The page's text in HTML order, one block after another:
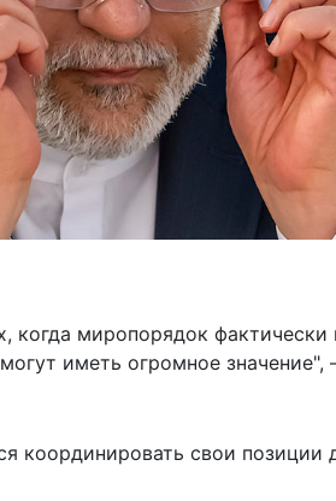
когда миропорядок фактически
иметь огромное значение",
координировать свои позиции